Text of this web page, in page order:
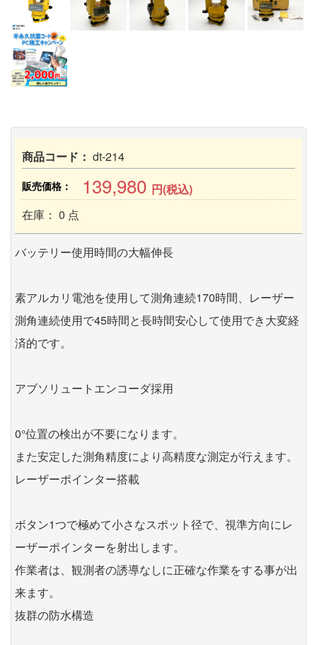
商品コード： dt-214
販売価格： 139,980 円(税込)
在庫： 0 点
バッテリー使用時間の大幅伸長
素アルカリ電池を使用して測角連続170時間、レーザー
測角連続使用で45時間と長時間安心して使用でき大変経
済的です。
アブソリュートエンコーダ採用
0°位置の検出が不要になります。
また安定した測角精度により高精度な測定が行えます。
レーザーポインター搭載
ボタン1つで極めて小さなスポット径で、視準方向にレ
ーザーポインターを射出します。
作業者は、観測者の誘導なしに正確な作業をする事が出
来ます。
抜群の防水構造